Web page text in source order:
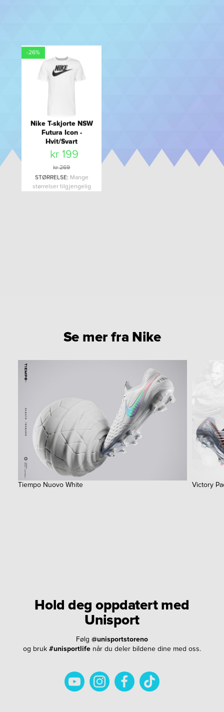
-26%
Nike T-skjorte NSW
Futura Icon -
Hvit/Svart
kr 199
kr 269
STØRRELSE: Mange
størrelser tilgjengelig
Se mer fra Nike
Tiempo Nuovo White Victory
Hold deg oppdatert med
Unisport
Følg @unisportstoreno
og bruk #unisportlifenår du deler bildene dine med oss.